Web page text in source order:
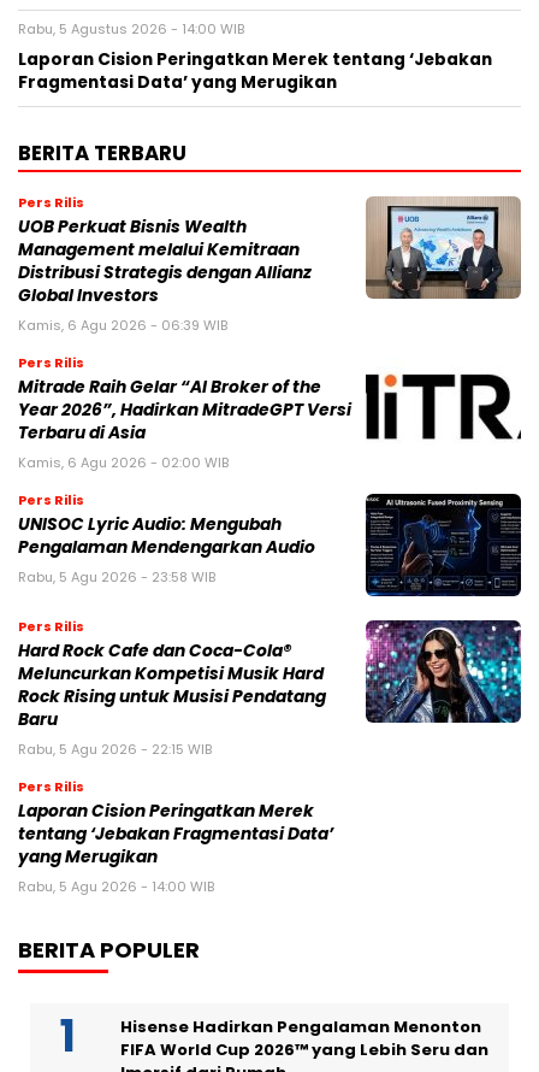
Rabu, 5 Agustus 2026 - 14:00 WIB
Laporan Cision Peringatkan Merek tentang ‘Jebakan
Fragmentasi Data’ yang Merugikan
BERITA TERBARU
Pers Rilis
UOB Perkuat Bisnis Wealth
Management melalui Kemitraan
Distribusi Strategis dengan Allianz
Global Investors
Kamis, 6 Agu 2026 - 06:39 WIB
Pers Rilis
Mitrade Raih Gelar “AI Broker of the
Year 2026”, Hadirkan MitradeGPT Versi
Terbaru di Asia
Kamis, 6 Agu 2026 - 02:00 WIB
Pers Rilis
UNISOC Lyric Audio: Mengubah
Pengalaman Mendengarkan Audio
Rabu, 5 Agu 2026 - 23:58 WIB
Pers Rilis
Hard Rock Cafe dan Coca-Cola®
Meluncurkan Kompetisi Musik Hard
Rock Rising untuk Musisi Pendatang
Baru
Rabu, 5 Agu 2026 - 22:15 WIB
Pers Rilis
Laporan Cision Peringatkan Merek
tentang ‘Jebakan Fragmentasi Data’
yang Merugikan
Rabu, 5 Agu 2026 - 14:00 WIB
BERITA POPULER
Hisense Hadirkan Pengalaman Menonton
FIFA World Cup 2026™ yang Lebih Seru dan